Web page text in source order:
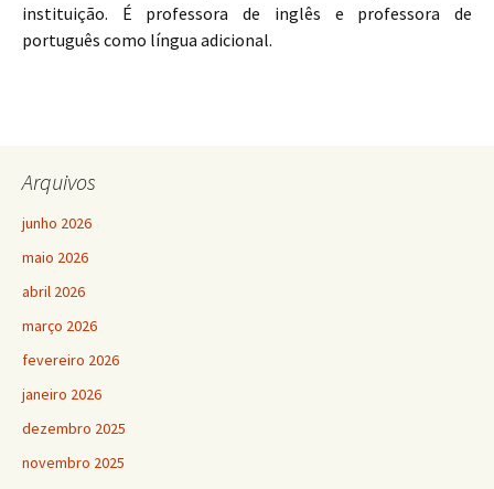
instituição. É professora de inglês e professora de
português como língua adicional.
Arquivos
junho 2026
maio 2026
abril 2026
março 2026
fevereiro 2026
janeiro 2026
dezembro 2025
novembro 2025